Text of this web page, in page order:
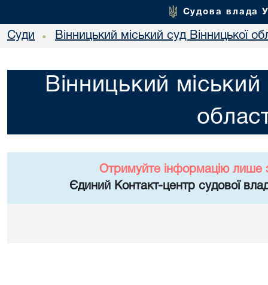
Судова влада
Суди • Вінницький міський суд Вінницької
Вінницький міський
Отримуйте інформацію лише
Єдиний Контакт-центр судової